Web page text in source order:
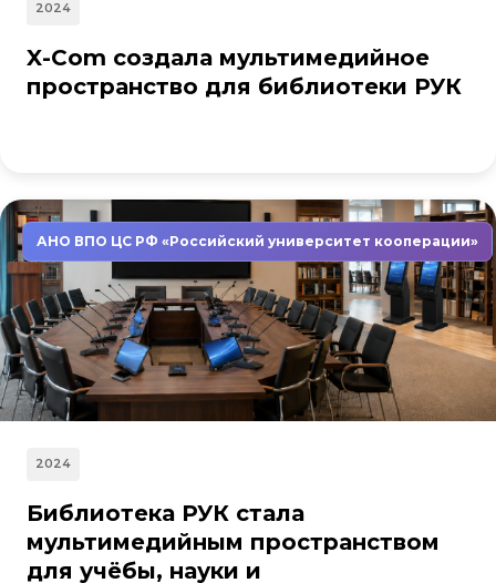
2024
X-Com создала мультимедийное
пространство для библиотеки РУК
АНО ВПО ЦС РФ «Российский университет кооперации»
2024
Библиотека РУК стала
мультимедийным пространством
для учёбы, науки и